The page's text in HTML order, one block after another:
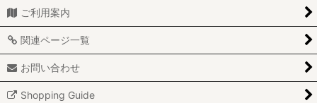
ご利用案内
関連ページ一覧
お問い合わせ
Shopping Guide